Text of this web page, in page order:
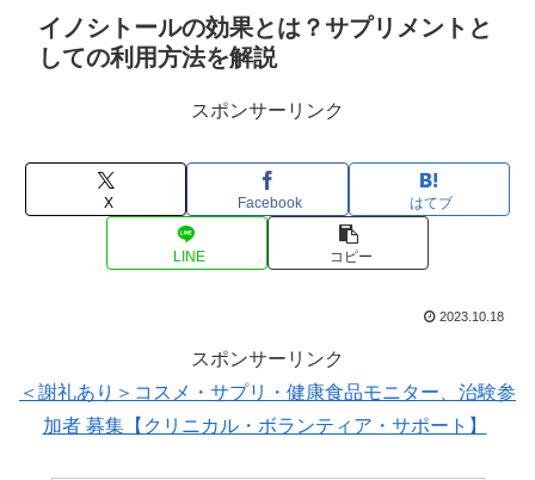
イノシトールの効果とは？サプリメントと
しての利用方法を解説
スポンサーリンク
X Facebook はてブ
LINE コピー
2023.10.18
スポンサーリンク
＜謝礼あり＞コスメ・サプリ・健康食品モニター、治験参
加者 募集【クリニカル・ボランティア・サポート】